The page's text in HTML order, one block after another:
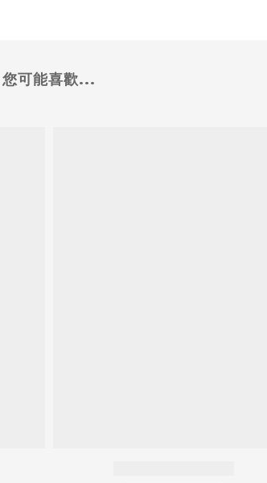
您可能喜歡...